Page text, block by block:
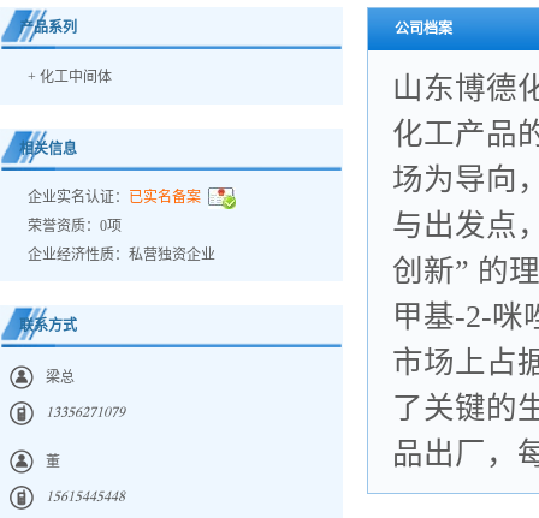
产品系列
+ 化工中间体
相关信息
企业实名认证： 已实名备案
荣誉资质：0项
企业经济性质：私营独资企业
联系方式
梁总
𐀍𐀏𐀏𐀎𐀕𐀑𐀔𐀍𐀐𐀔𐀓
董
𐀍𐀎𐀕𐀍𐀎𐀗𐀗𐀎𐀗𐀗𐀒
公司档案
山东博德
化工产品
场为导向
与出发点
创新” 的
甲基-2-咪
市场上占
了关键的
品出厂，